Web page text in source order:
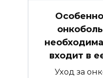
входит в
Уход за